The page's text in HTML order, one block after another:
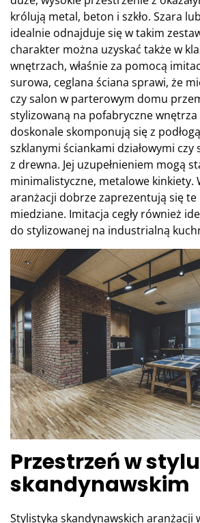
królują metal, beton i szkło. Szara
idealnie odnajduje się w takim
charakter można uzyskać także w
wnętrzach, właśnie za pomocą
surowa, ceglana ściana sprawi, że
czy salon w parterowym domu
stylizowaną na pofabryczne wnętrza
doskonale skomponują się z
szklanymi ściankami działowymi
z drewna. Jej uzupełnieniem mogą
minimalistyczne, metalowe kinkiety.
aranżacji dobrze zaprezentują się
miedziane. Imitacja cegły również
do stylizowanej na industrialną
Przestrzeń w stylu
skandynawskim
Stylistyka skandynawskich aranżacji